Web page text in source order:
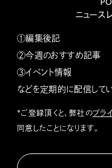
ニュース
①編集後記
②今週のおすすめ記事
③イベント情報
などを定期的に配信して
*ご登録頂くと、弊社のプラ
同意したことになります。